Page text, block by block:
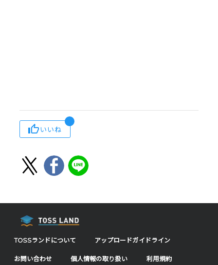
いいね
TOSSランドについて アップロードガイドライン
お問い合わせ 個人情報の取り扱い 利用規約